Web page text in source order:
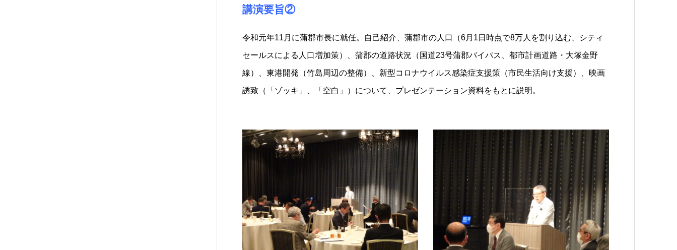
講演要旨②
令和元年11月に蒲郡市長に就任。自己紹介、蒲郡市の人口（6月1日時点で8万人を割り込む、シティ
セールスによる人口増加策）、蒲郡の道路状況（国道23号蒲郡バイパス、都市計画道路・大塚金野
線）、東港開発（竹島周辺の整備）、新型コロナウイルス感染症支援策（市民生活向け支援）、映画
誘致（「ゾッキ」、「空白」）について、プレゼンテーション資料をもとに説明。